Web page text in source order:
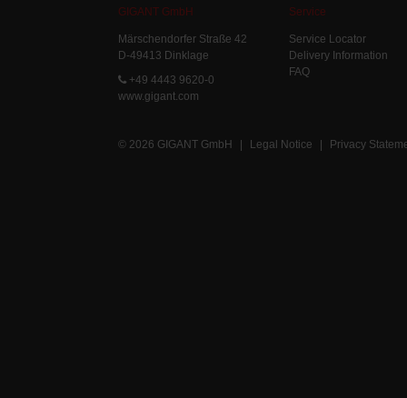
GIGANT GmbH
Märschendorfer Straße 42
D-49413 Dinklage
+49 4443 9620-0
www.gigant.com
Service
Service Locator
Delivery Information
FAQ
© 2026 GIGANT GmbH | Legal Notice | Privacy